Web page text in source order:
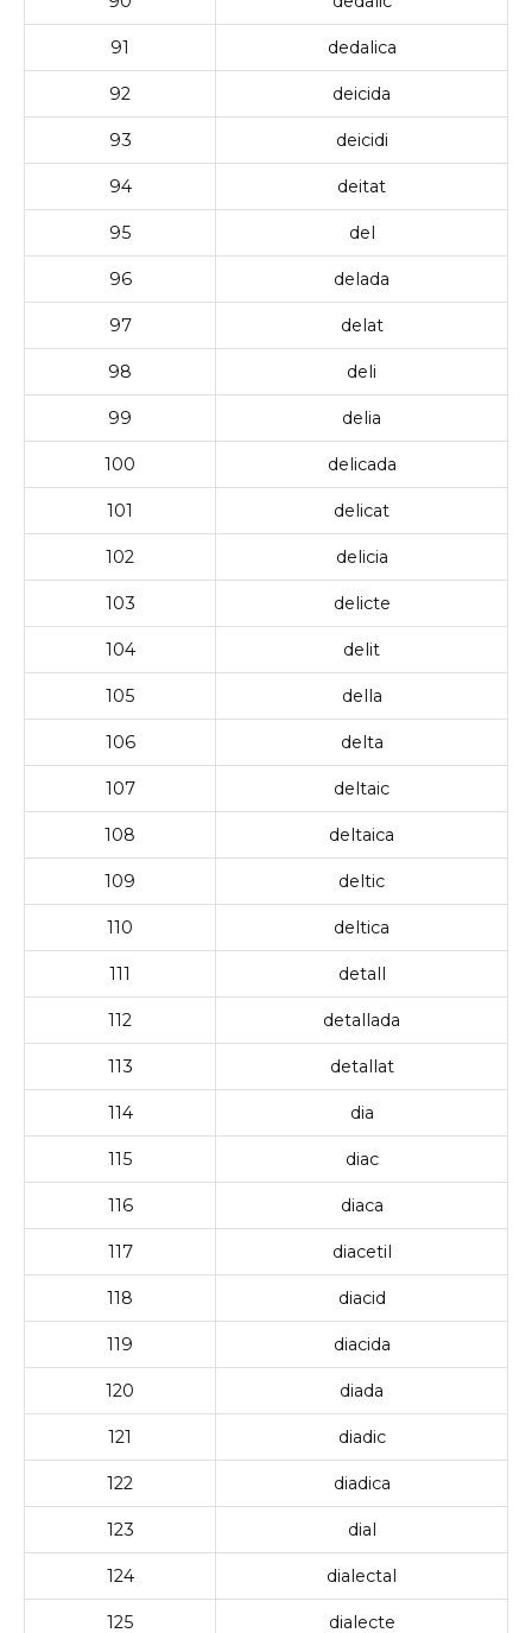
91 dedalica
92 deicida
93 deicidi
94 deitat
95 del
96 delada
97 delat
98 deli
99 delia
100 delicada
101 delicat
102 delicia
103 delicte
104 delit
105 della
106 delta
107 deltaic
108 deltaica
109 deltic
110 deltica
111 detall
112 detallada
113 detallat
114 dia
115 diac
116 diaca
117 diacetil
118 diacid
119 diacida
120 diada
121 diadic
122 diadica
123 dial
124 dialectal
125 dialecte